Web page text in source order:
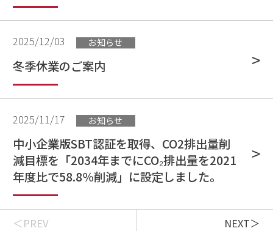
2025/12/03 お知らせ
冬季休業のご案内
2025/11/17 お知らせ
中小企業版SBT認証を取得、CO2排出量削
減目標を「2034年までにCO₂排出量を2021
年度比で58.8％削減」に設定しました。
PREV NEXT